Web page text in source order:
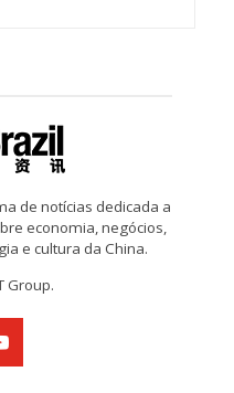
de notícias dedicada a
economia, negócios,
e cultura da China.
Group.